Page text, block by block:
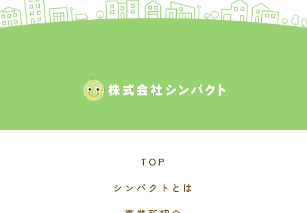
TOP
シンパクトとは